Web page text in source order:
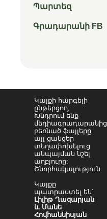
Պարտեզ
Գրադարանի FB
Կայքի հարգելի
ընթերցող,
Խնդրում ենք
մեդիագրադարանից
բեռնած ֆայլերը
այլ ցանցեր
տեղափոխելուց
անպայման նշել
աղբյուրը:
Շնորհակալություն
Կայքը
պատրաստել են՝
Լիլիթ Ղազարյան
և Մանե
Հովհաննիսյան